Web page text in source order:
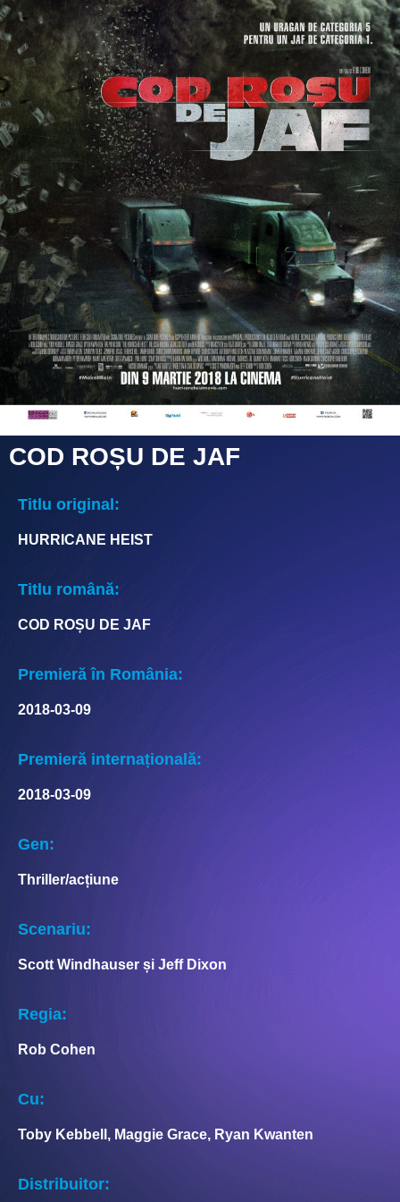
COD ROȘU DE JAF
Titlu original:
HURRICANE HEIST
Titlu română:
COD ROȘU DE JAF
Premieră în România:
2018-03-09
Premieră internațională:
2018-03-09
Gen:
Thriller/acțiune
Scenariu:
Scott Windhauser și Jeff Dixon
Regia:
Rob Cohen
Cu:
Toby Kebbell, Maggie Grace, Ryan Kwanten
Distribuitor: